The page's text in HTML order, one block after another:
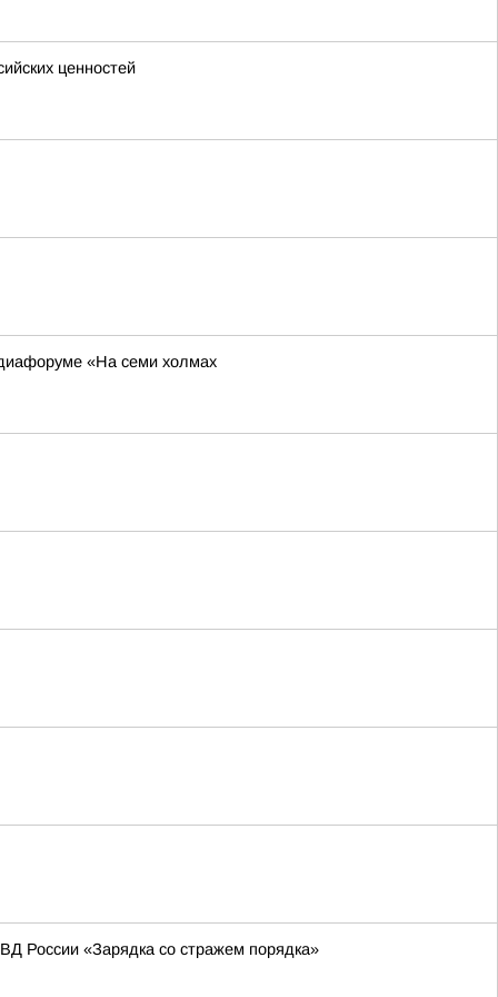
ценностей
«На семи холмах
России «Зарядка со стражем порядка»